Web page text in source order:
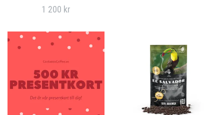
1 200 kr